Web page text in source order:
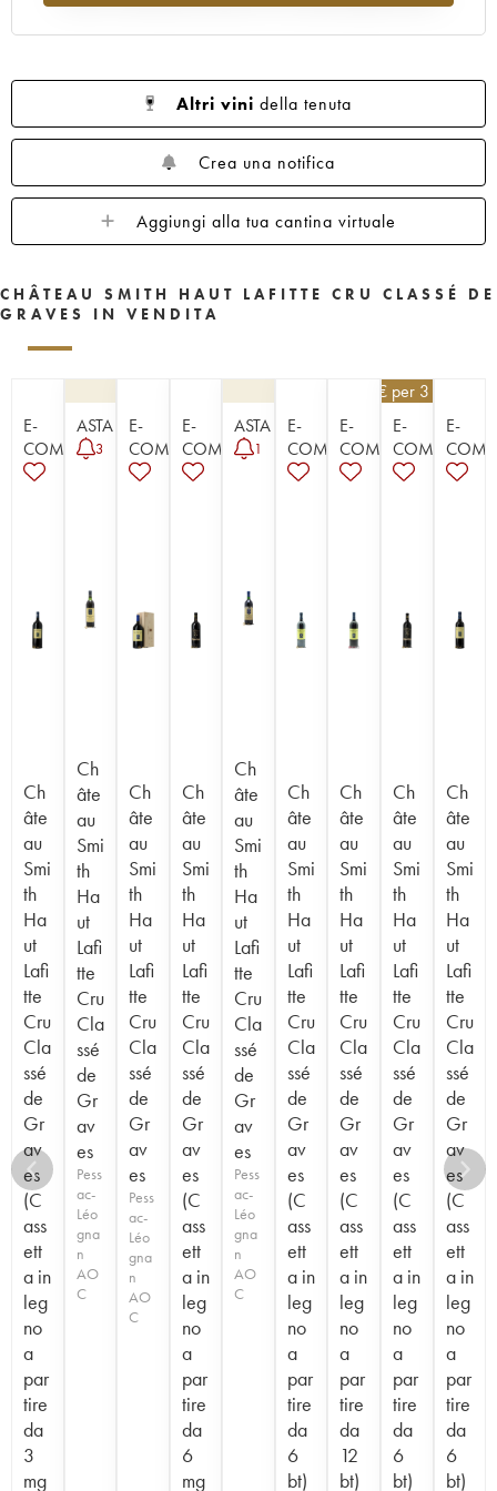
1955
1953 1952 1950
1949
1947
1945 1920 1878
Altri vini della tenuta
Crea una notifica
Aggiungi alla tua cantina virtuale
CHÂTEAU SMITH HAUT LAFITTE CRU CLASSÉ DE
GRAVES IN VENDITA
E-
COMMERCE
Ch
âte
au
Smi
th
Ha
ut
Lafi
tte
Cru
Cla
ssé
de
Gr
av
es
(C
ass
ett
a in
leg
no
a
par
tire
da
3
mg
ASTA
3
Ch
âte
au
Smi
th
Ha
ut
Lafi
tte
Cru
Cla
ssé
de
Gr
av
es
Pess
ac-
Léo
gna
n
AO
C
E-
COMMERCE
Ch
âte
au
Smi
th
Ha
ut
Lafi
tte
Cru
Cla
ssé
de
Gr
av
es
Pess
ac-
Léo
gna
n
AO
C
E-
COMMERCE
Ch
âte
au
Smi
th
Ha
ut
Lafi
tte
Cru
Cla
ssé
de
Gr
av
es
(C
ass
ett
a in
leg
no
a
par
tire
da
6
mg
ASTA
1
Ch
âte
au
Smi
th
Ha
ut
Lafi
tte
Cru
Cla
ssé
de
Gr
av
es
Pess
ac-
Léo
gna
n
AO
C
E-
COMMERCE
Ch
âte
au
Smi
th
Ha
ut
Lafi
tte
Cru
Cla
ssé
de
Gr
av
es
(C
ass
ett
a in
leg
no
a
par
tire
da
6
bt)
E-
COMMERCE
Ch
âte
au
Smi
th
Ha
ut
Lafi
tte
Cru
Cla
ssé
de
Gr
av
es
(C
ass
ett
a in
leg
no
a
par
tire
da
12
bt)
€ per 3 | - 10%
E-
COMMERCE
Ch
âte
au
Smi
th
Ha
ut
Lafi
tte
Cru
Cla
ssé
de
Gr
av
es
(C
ass
ett
a in
leg
no
a
par
tire
da
6
bt)
E-
Ch
âte
au
Smi
th
Ha
ut
Lafi
tte
Cru
Cla
ssé
de
Gr
av
es
(C
ass
ett
a in
leg
no
a
par
tire
da
6
bt)